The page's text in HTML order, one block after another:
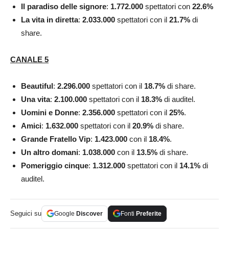
Il paradiso delle signore: 1.772.000 spettatori con 22.6%
La vita in diretta: 2.033.000 spettatori con il 21.7% di
share.
CANALE 5
Beautiful: 2.296.000 spettatori con il 18.7% di share.
Una vita: 2.100.000 spettatori con il 18.3% di auditel.
Uomini e Donne: 2.356.000 spettatori con il 25%.
Amici: 1.632.000 spettatori con il 20.9% di share.
Grande Fratello Vip: 1.423.000 con il 18.4%.
Un altro domani: 1.038.000 con il 13.5% di share.
Pomeriggio cinque: 1.312.000 spettatori con il 14.1% di
auditel.
Seguici su Google Discover Fonti Preferite